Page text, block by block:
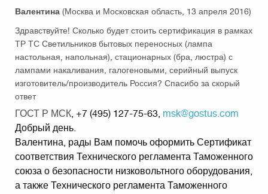
Валентина (Москва и Московская область, 13 апреля 2016)
Здравствуйте! Сколько будет стоить сертификация в рамках
ТР ТС Светильников бытовых переносных (лампа
настольная, напольная), стационарных (бра, люстра) с
лампами накаливания, галогеновыми, серийный выпуск
изготовитель/производитель Россия? Спасибо за скорый
ответ
ГОСТ Р МСК, +7 (495) 127-75-63, msk@gostus.com
Добрый день.
Валентина, рады Вам помочь оформить Сертификат
соответствия Технического регламента Таможенного
союза о безопасности низковольтного оборудования,
а также Технического регламента Таможенного